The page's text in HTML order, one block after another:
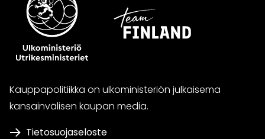
Kauppapolitiikka on ulkoministeriön julkaisema
kansainvälisen kaupan media.
Tietosuojaseloste